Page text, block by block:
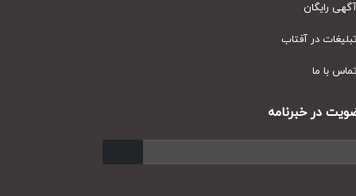
رایگان
در آفتاب
با ما
در خبرنامه